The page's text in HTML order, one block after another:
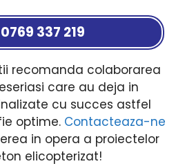
337 219
recomanda colaborarea
care au deja in
cu succes astfel
optime. Contacteaza-ne
in opera a proiectelor
elicopterizat!